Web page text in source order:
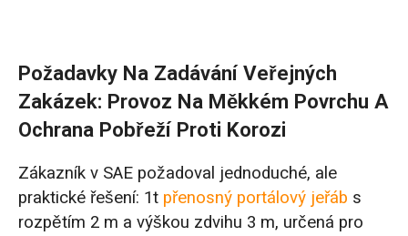
Požadavky Na Zadávání Veřejných
Zakázek: Provoz Na Měkkém Povrchu A
Ochrana Pobřeží Proti Korozi
Zákazník v SAE požadoval jednoduché, ale
praktické řešení: 1t přenosný portálový jeřáb s
rozpětím 2 m a výškou zdvihu 3 m, určená pro